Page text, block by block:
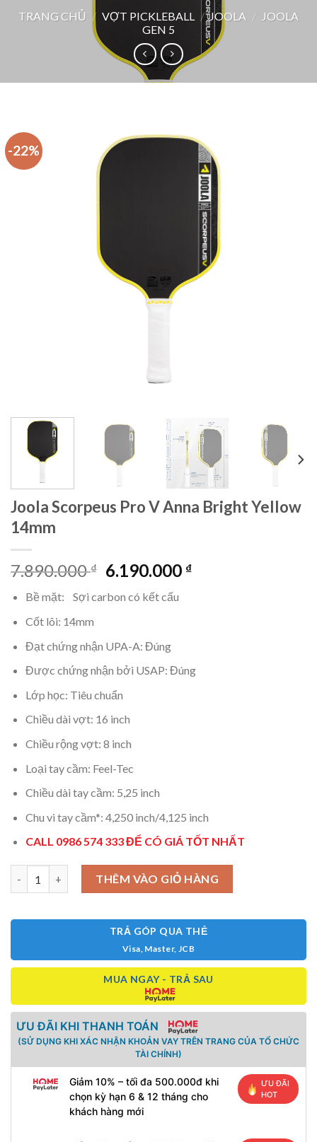
TRANG CHỦ / VỢT PICKLEBALL / JOOLA / JOOLA
GEN 5
-22%
Joola Scorpeus Pro V Anna Bright Yellow
14mm
7.890.000₫ Giá
là:
6.190.000 ₫Giá
Bề mặt: Sợi carbon có kết cấu
Cốt lõi: 14mm
Đạt chứng nhận UPA-A: Đúng
Được chứng nhận bởi USAP: Đúng
Lớp học: Tiêu chuẩn
Chiều dài vợt: 16 inch
Chiều rộng vợt: 8 inch
Loại tay cầm: Feel-Tec
Chiều dài tay cầm: 5,25 inch
Chu vi tay cầm*: 4,250 inch/4,125 inch
CALL 0986 574 333 ĐỂ CÓ GIÁ TỐT NHẤT
Joola Scorpeus Pro V Anna Bright Yellow 14mm số lượng
THÊM VÀO GIỎ HÀNG
TRẢ GÓP QUA THẺ
Visa, Master, JCB
MUA NGAY - TRẢ SAU
ƯU ĐÃI KHI THANH TOÁN
(SỬ DỤNG KHI XÁC NHẬN KHOẢN VAY TRÊN TRANG CỦA TỔ CHỨC
TÀI CHÍNH)
Giảm 10% – tối đa 500.000đ khi
chọn kỳ hạn 6 & 12 tháng cho
khách hàng mới
ƯU ĐÃI
HOT